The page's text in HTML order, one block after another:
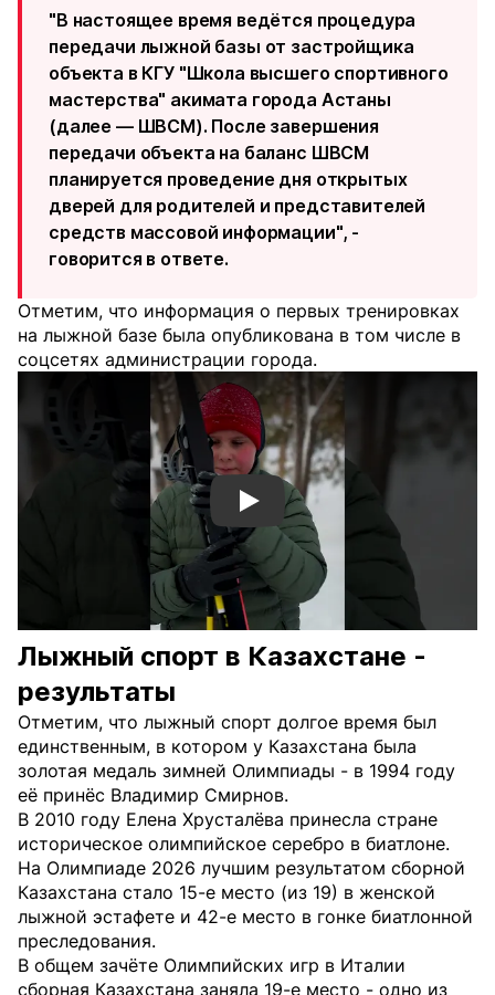
"В настоящее время ведётся процедура
передачи лыжной базы от застройщика
объекта в КГУ "Школа высшего спортивного
мастерства" акимата города Астаны
(далее — ШВСМ). После завершения
передачи объекта на баланс ШВСМ
планируется проведение дня открытых
дверей для родителей и представителей
средств массовой информации", -
говорится в ответе.
Отметим, что информация о первых тренировках
на лыжной базе была опубликована в том числе в
соцсетях администрации города.
Смотреть видео YouTube
Лыжный спорт в Казахстане -
результаты
Отметим, что лыжный спорт долгое время был
единственным, в котором у Казахстана была
золотая медаль зимней Олимпиады - в 1994 году
её принёс Владимир Смирнов.
В 2010 году Елена Хрусталёва принесла стране
историческое олимпийское серебро в биатлоне.
На Олимпиаде 2026 лучшим результатом сборной
Казахстана стало 15-е место (из 19) в женской
лыжной эстафете и 42-е место в гонке биатлонной
преследования.
В общем зачёте Олимпийских игр в Италии
сборная Казахстана заняла 19-е место - одно из